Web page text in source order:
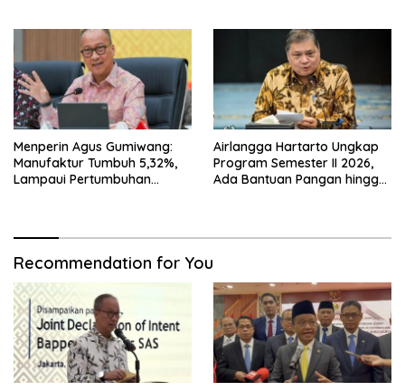
Menperin Agus Gumiwang:
Manufaktur Tumbuh 5,32%,
Lampaui Pertumbuhan
Airlangga Hartarto Ungkap
Program Semester II 2026,
Ada Bantuan Pangan hingga
Recommendation for You